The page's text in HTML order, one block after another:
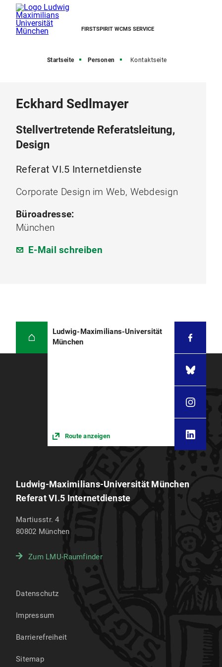
FIRSTSPIRIT WCMS SERVICE
Startseite Personen Kontaktseite
Eckhard Sedlmayer
Stellvertretende Referatsleitung,
Design
Referat VI.5 Internetdienste
Corporate Design im Web, Webdesign
Büroadresse:
München
E-Mail schreiben
Ludwig-Maximilians-Universität
München
Route anzeigen
Ludwig-Maximilians-Universität München
Referat VI.5 Internetdienste
Martiusstr. 4
80802 München
Zum LMU-Raumfinder
Datenschutz
Impressum
Barrierefreiheit
Sitemap